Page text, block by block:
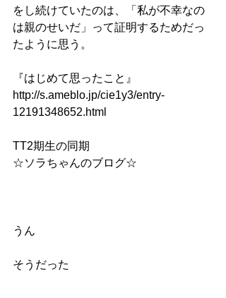
をし続けていたのは、「私が不幸なの
は親のせいだ」って証明するためだっ
たように思う。
『はじめて思ったこと』
http://s.ameblo.jp/cie1y3/entry-
12191348652.html
TT2期生の同期
☆ソラちゃんのブログ☆
うん
そうだった